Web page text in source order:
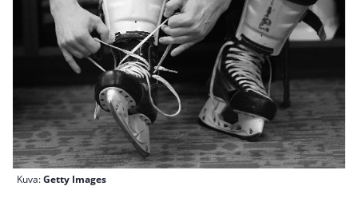
Kuva:Getty Images